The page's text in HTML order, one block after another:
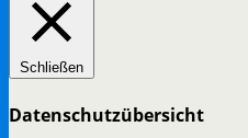
Schließen
Datenschutzübersicht